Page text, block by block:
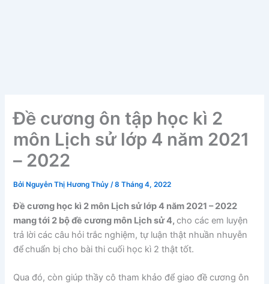
Đề cương ôn tập học kì 2
môn Lịch sử lớp 4 năm 2021
– 2022
Bởi Nguyễn Thị Hương Thủy/8 Tháng 4, 2022
Đề cương học kì 2 môn Lịch sử lớp 4 năm 2021 – 2022
mang tới 2 bộ đề cương môn Lịch sử 4,cho các em luyện
trả lời các câu hỏi trắc nghiệm, tự luận thật nhuần nhuyễn
đểchuẩn bị cho bài thi cuối học kì 2 thật tốt.
Qua đó, còn giúp thầy cô tham khảo để giao đề cương ôn